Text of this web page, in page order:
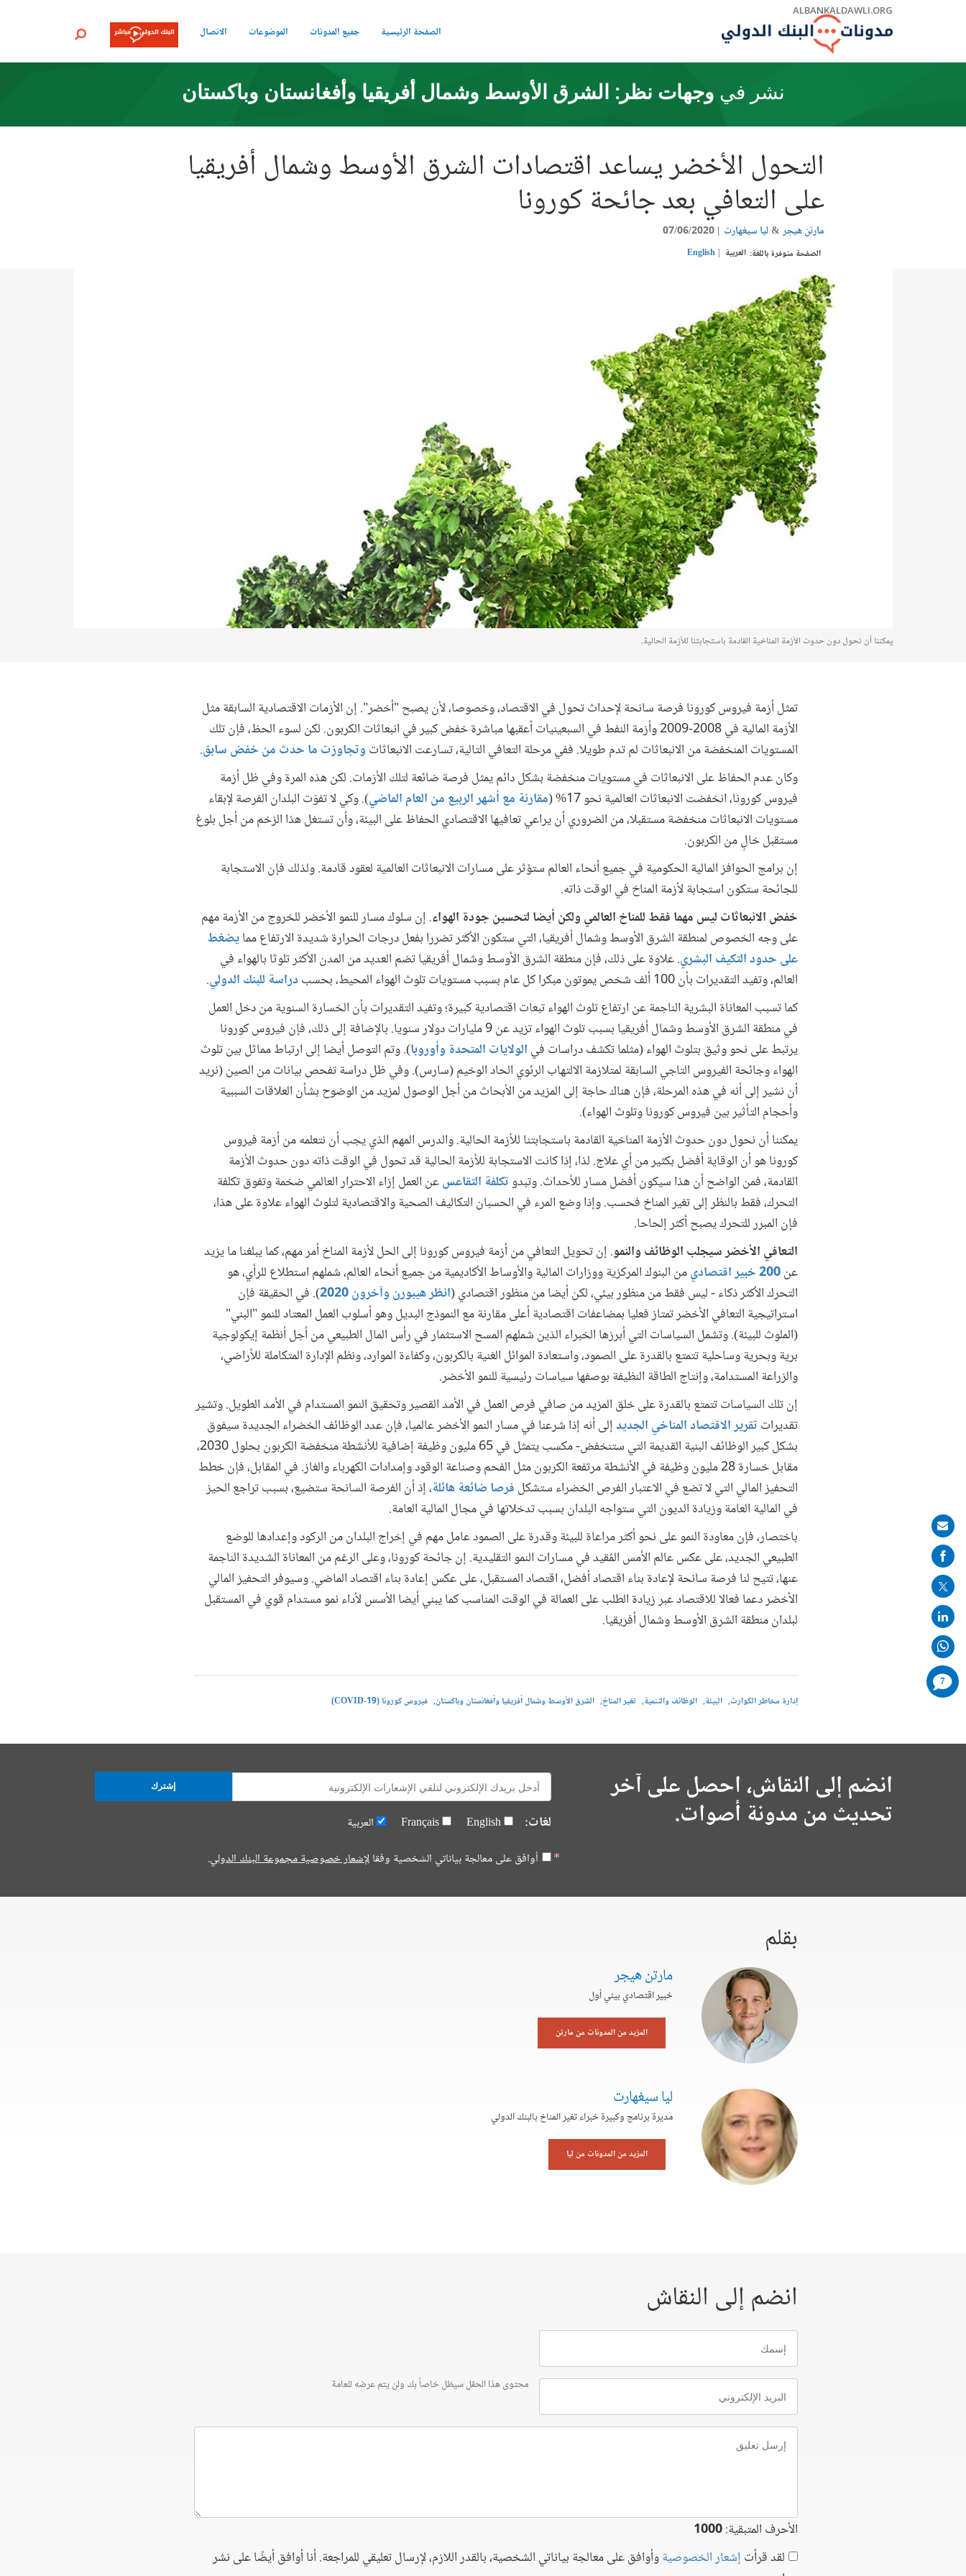
ALBANKALDAWLI.ORG
الصفحة الرئيسية جميع المدونات الموضوعات الاتصال بحث
نشر في وجهات نظر: الشرق الأوسط وشمال أفريقيا وأفغانستان وباكستان
التحول الأخضر يساعد اقتصادات الشرق الأوسط وشمال أفريقيا
على التعافي بعد جائحة كورونا
مارتن هيجر ليا سيغهارت 07/06/2020
الصفحة متوفرة باللغة: العربية English
يمكننا أن نحول دون حدوث الأزمة المناخية القادمة باستجابتنا للأزمة الحالية.
تمثل أزمة فيروس كورونا فرصة سانحة لإحداث تحول في الاقتصاد، وخصوصا، لأن يصبح "أخضر". إن الأزمات الاقتصادية السابقة مثل
الأزمة المالية في 2008-2009 وأزمة النفط في السبعينيات أعقبها مباشرة خفض كبير في انبعاثات الكربون. لكن لسوء الحظ، فإن تلك
المستويات المنخفضة من الانبعاثات لم تدم طويلا. ففي مرحلة التعافي التالية، تسارعت الانبعاثات وتجاوزت ما حدث من خفض سابق.
وكان عدم الحفاظ على الانبعاثات في مستويات منخفضة بشكل دائم يمثل فرصة ضائعة لتلك الأزمات. لكن هذه المرة وفي ظل أزمة
فيروس كورونا، انخفضت الانبعاثات العالمية نحو 17% (
مقارنة مع أشهر الربيع من العام الماضي). وكي لا تفوّت البلدان الفرصة لإبقاء
مستويات الانبعاثات منخفضة مستقبلا، من الضروري أن يراعي تعافيها الاقتصادي الحفاظ على البيئة، وأن تستغل هذا الزخم من أجل بلوغ
مستقبل خالٍ من الكربون.
إن برامج الحوافز المالية الحكومية في جميع أنحاء العالم ستؤثر على مسارات الانبعاثات العالمية لعقود قادمة. ولذلك فإن الاستجابة
للجائحة ستكون استجابة لأزمة المناخ في الوقت ذاته.
خفض الانبعاثات ليس مهما فقط للمناخ العالمي ولكن أيضا لتحسين جودة الهواء. إن سلوك مسار للنمو الأخضر للخروج من الأزمة مهم
على وجه الخصوص لمنطقة الشرق الأوسط وشمال أفريقيا، التي ستكون الأكثر تضررا بفعل درجات الحرارة شديدة الارتفاع ممايضغط
على حدود التكيف البشري. علاوة على ذلك، فإن منطقة الشرق الأوسط وشمال أفريقيا تضم العديد من المدن الأكثر تلوثا بالهواء في
العالم، وتفيد التقديرات بأن 100 ألف شخص يموتون مبكرا كل عام بسبب مستويات تلوث الهواء المحيط، بحسب
دراسة للبنك الدولي.
كما تسبب المعاناة البشرية الناجمة عن ارتفاع تلوث الهواء تبعات اقتصادية كبيرة؛ وتفيد التقديرات بأن الخسارة السنوية من دخل العمل
في منطقة الشرق الأوسط وشمال أفريقيا بسبب تلوث الهواء تزيد عن 9 مليارات دولار سنويا. بالإضافة إلى ذلك، فإن فيروس كورونا
يرتبط على نحو وثيق بتلوث الهواء (مثلما تكشف دراسات في الولايات المتحدة وأوروبا). وتم التوصل أيضا إلى ارتباط مماثل بين تلوث
الهواء وجائحة الفيروس التاجي السابقة لمتلازمة الالتهاب الرئوي الحاد الوخيم (سارس). وفي ظل دراسة تفحص بيانات من الصين (نريد
أن نشير إلى أنه في هذه المرحلة، فإن هناك حاجة إلى المزيد من الأبحاث من أجل الوصول لمزيد من الوضوح بشأن العلاقات السببية
وأحجام التأثير بين فيروس كورونا وتلوث الهواء).
يمكننا أن نحول دون حدوث الأزمة المناخية القادمة باستجابتنا للأزمة الحالية. والدرس المهم الذي يجب أن نتعلمه من أزمة فيروس
كورونا هو أن الوقاية أفضل بكثير من أي علاج. لذا، إذا كانت الاستجابة للأزمة الحالية قد تحول في الوقت ذاته دون حدوث الأزمة
القادمة، فمن الواضح أن هذا سيكون أفضل مسار للأحداث. وتبدوتكلفة التقاعسعن العمل إزاء الاحترار العالمي ضخمة وتفوق تكلفة
التحرك، فقط بالنظر إلى تغير المناخ فحسب. وإذا وضع المرء في الحسبان التكاليف الصحية والاقتصادية لتلوث الهواء علاوة على هذا،
فإن المبرر للتحرك يصبح أكثر إلحاحا.
التعافي الأخضر سيجلب الوظائف والنمو. إن تحويل التعافي من أزمة فيروس كورونا إلى الحل لأزمة المناخ أمر مهم، كما يبلغنا ما يزيد
عن200 خبير اقتصادي
من البنوك المركزية ووزارات المالية والأوساط الأكاديمية من جميع أنحاء العالم، شملهم استطلاع للرأي، هو
التحرك الأكثر ذكاء - ليس فقط من منظور بيئي، لكن أيضا من منظور اقتصادي (انظر هيبورن وآخرون 2020
). في الحقيقة فإن
استراتيجية التعافي الأخضر تمتاز فعليا بمضاعفات اقتصادية أعلى مقارنة مع النموذج البديل وهو أسلوب العمل المعتاد للنمو "البني"
(الملوث للبيئة). وتشمل السياسات التي أبرزها الخبراء الذين شملهم المسح الاستثمار في رأس المال الطبيعي من أجل أنظمة إيكولوجية
برية وبحرية وساحلية تتمتع بالقدرة على الصمود، واستعادة الموائل الغنية بالكربون، وكفاءة الموارد، ونظم الإدارة المتكاملة للأراضي،
والزراعة المستدامة، وإنتاج الطاقة النظيفة بوصفها سياسات رئيسية للنمو الأخضر.
إن تلك السياسات تتمتع بالقدرة على خلق المزيد من صافي فرص العمل في الأمد القصير وتحقيق النمو المستدام في الأمد الطويل. وتشير
تقديرات تقرير الاقتصاد المناخي الجديدإلى أنه إذا شرعنا في مسار النمو الأخضر عالميا، فإن عدد الوظائف الخضراء الجديدة سيفوق
بشكل كبير الوظائف البنية القديمة التي ستنخفض- مكسب يتمثل في 65 مليون وظيفة إضافية للأنشطة منخفضة الكربون بحلول 2030،
مقابل خسارة 28 مليون وظيفة في الأنشطة مرتفعة الكربون مثل الفحم وصناعة الوقود وإمدادات الكهرباء والغاز. في المقابل، فإن خطط
التحفيز المالي التي لا تضع في الاعتبار الفرص الخضراء ستشكل فرصا ضائعة هائلة، إذ أن الفرصة السانحة ستضيع، بسبب تراجع الحيز
في المالية العامة وزيادة الديون التي ستواجه البلدان بسبب تدخلاتها في مجال المالية العامة.
باختصار، فإن معاودة النمو على نحو أكثر مراعاة للبيئة وقدرة على الصمود عامل مهم في إخراج البلدان من الركود وإعدادها للوضع
الطبيعي الجديد، على عكس عالم الأمس المُقيد في مسارات النمو التقليدية. إن جائحة كورونا، وعلى الرغم من المعاناة الشديدة الناجمة
عنها، تتيح لنا فرصة سانحة لإعادة بناء اقتصاد أفضل، اقتصاد المستقبل، على عكس إعادة بناء اقتصاد الماضي. وسيوفر التحفيز المالي
الأخضر دعما فعالا للاقتصاد عبر زيادة الطلب على العمالة في الوقت المناسب كما يبني أيضا الأسس لأداء نمو مستدام قوي في المستقبل
لبلدان منطقة الشرق الأوسط وشمال أفريقيا.
إدارة مخاطر الكوارث البيئة الوظائف والتنمية تغير المناخ الشرق الأوسط وشمال أفريقيا وأفغانستان وباكستان فيروس كورونا (COVID-19)
انضم إلى النقاش، احصل على آخر
تحديث من مدونة أصوات.
E-
mail:
لغات: English
Français
العربية
أوافق على معالجة بياناتي الشخصية وفقالإشعار خصوصية مجموعة البنك الدولي.
إشترك
بقلم
مارتن هيجر
خبير اقتصادي بيئي أول
المزيد من المدونات من مارتن
ليا سيغهارت
مديرة برنامج وكبيرة خبراء تغير المناخ بالبنك الدولي
المزيد من المدونات من ليا
انضم إلى النقاش
إسمك
البريد
الإلكتروني
محتوى هذا الحقل سيظل خاصاً بك ولن يتم عرضه للعامة
إرسل
تعليق
الأحرف المتبقية:1000
لقد قرأت إشعار الخصوصيةوأوافق على معالجة بياناتي الشخصية، بالقدر اللازم، لإرسال تعليقي للمراجعة. أنا أوافق أيضًا على نشر
Share
on
mail
7
comments
added